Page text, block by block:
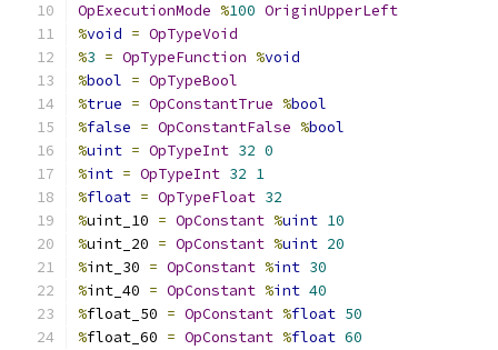
OpExecutionMode %100 OriginUpperLeft
%void = OpTypeVoid
%3 = OpTypeFunction %void
%bool = OpTypeBool
%true = OpConstantTrue %bool
%false = OpConstantFalse %bool
%uint = OpTypeInt 32 0
%int = OpTypeInt 32 1
%float = OpTypeFloat 32
%uint_10 = OpConstant %uint 10
%uint_20 = OpConstant %uint 20
%int_30 = OpConstant %int 30
%int_40 = OpConstant %int 40
%float_50 = OpConstant %float 50
%float_60 = OpConstant %float 60